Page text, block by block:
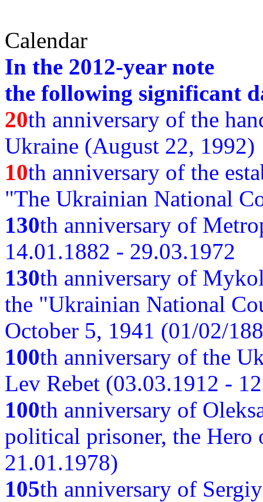
Calendar
In the 2012-year note
the following significant
20th anniversary of the
Ukraine (August 22, 1992)
10th anniversary of the
"The Ukrainian National
130th anniversary of
14.01.1882 - 29.03.1972
130th anniversary of
the "Ukrainian National
October 5, 1941 (01/02/
100th anniversary of the
Lev Rebet (03.03.1912 -
100th anniversary of
political prisoner, the
21.01.1978)
105th anniversary of